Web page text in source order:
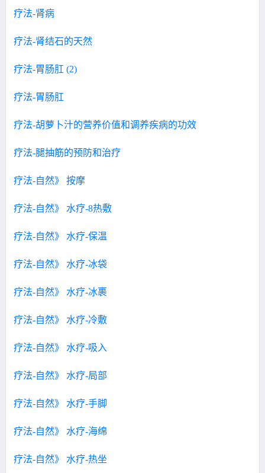
疗法-肾病
疗法-肾结石的天然
疗法-胃肠肛 (2)
疗法-胃肠肛
疗法-胡萝卜汁的营养价值和调养疾病的功效
疗法-腿抽筋的预防和治疗
疗法-自然》 按摩
疗法-自然》 水疗-8热敷
疗法-自然》 水疗-保温
疗法-自然》 水疗-冰袋
疗法-自然》 水疗-冰裹
疗法-自然》 水疗-冷敷
疗法-自然》 水疗-吸入
疗法-自然》 水疗-局部
疗法-自然》 水疗-手脚
疗法-自然》 水疗-海绵
疗法-自然》 水疗-热坐